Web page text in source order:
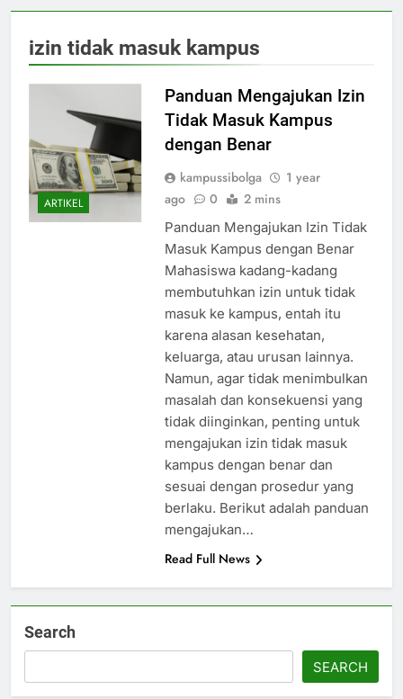
izin tidak masuk kampus
ARTIKEL
Panduan Mengajukan Izin
Tidak Masuk Kampus
dengan Benar
kampussibolga
1 year
ago
0 2 mins
Panduan Mengajukan Izin Tidak
Masuk Kampus dengan Benar
Mahasiswa kadang-kadang
membutuhkan izin untuk tidak
masuk ke kampus, entah itu
karena alasan kesehatan,
keluarga, atau urusan lainnya.
Namun, agar tidak menimbulkan
masalah dan konsekuensi yang
tidak diinginkan, penting untuk
mengajukan izin tidak masuk
kampus dengan benar dan
sesuai dengan prosedur yang
berlaku. Berikut adalah panduan
mengajukan…
Read Full News
Search
SEARCH